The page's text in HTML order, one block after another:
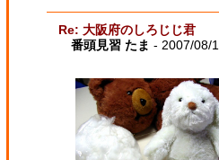
Re: 大阪府のしろじじ君
番頭見習 たま - 2007/08/